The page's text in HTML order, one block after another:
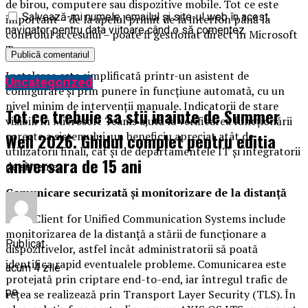
de birou, computere sau dispozitive mobile. Tot ce este
important – de la apelul primit de la interfon până la
controlul accesului – poate fi gestionat direct în Microsoft
Teams.
Instalarea este simplificată printr-un asistent de
configurare și prin punere în funcțiune automată, cu un
nivel minim de intervenții manuale. Indicatorii de stare
vizibili în Microsoft Teams ajută la verificarea funcționării
corecte a sistemului, un beneficiu apreciat atât de
utilizatorii finali, cât și de departamentele IT și integratorii
de sisteme.
Comunicare securizată și monitorizare de la distanță
AXIS Client for Unified Communication Systems include
monitorizarea de la distanță a stării de funcționare a
dispozitivelor, astfel încât administratorii să poată
identifica rapid eventualele probleme. Comunicarea este
protejată prin criptare end-to-end, iar întregul trafic de
rețea se realizează prin Transport Layer Security (TLS). În
Salvează-mi numele, emailul și site-ul web în acest
navigator pentru data viitoare când o să comentez.
Uncategorized
Tot ce trebuie sa stii inainte de Summer
Well 2026. Ghidul complet pentru editia
aniversara de 15 ani
Publicat
acum 4 zile
pe